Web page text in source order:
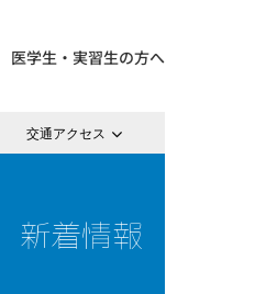
医学生・実習生の方へ
交通アクセス
新着情報